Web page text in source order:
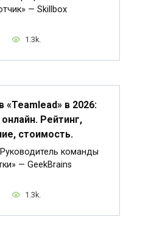
— Skillbox
1.3k.
«Teamlead» в 2026:
Рейтинг,
стоимость.
команды
— GeekBrains
1.3k.